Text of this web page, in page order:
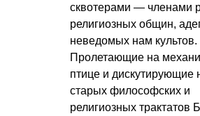
сквотерами — членами
религиозных общин,
неведомых нам культов.
Пролетающие на
птице и дискутирующие
старых философских и
религиозных трактатов